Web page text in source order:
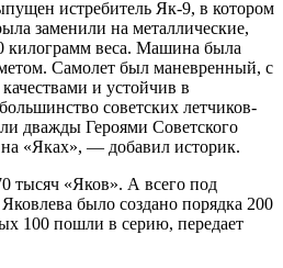
истребитель Як-9, в котором
заменили на металлические,
килограмм веса. Машина была
Самолет был маневренный, с
и устойчив в
советских летчиков-
дважды Героями Советского
«Яках», — добавил историк.
«Яков». А всего под
было создано порядка 200
100 пошли в серию, передает